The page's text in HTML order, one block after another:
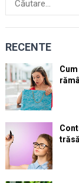
după:
RECENTE